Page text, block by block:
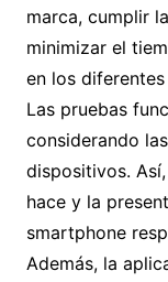
marca, cumplir
minimizar el
en los
Las pruebas
considerando
dispositivos.
hace y la
smartphone
Además, la